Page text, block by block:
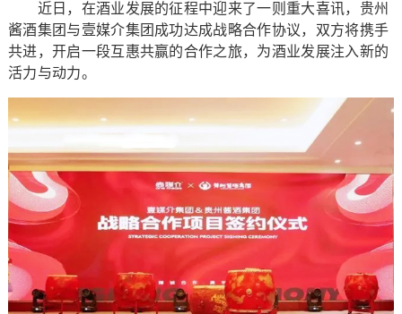
近日，在酒业发展的征程中迎来了一则重大喜讯，贵州
酱酒集团与壹媒介集团成功达成战略合作协议，双方将携手
共进，开启一段互惠共赢的合作之旅，为酒业发展注入新的
活力与动力。